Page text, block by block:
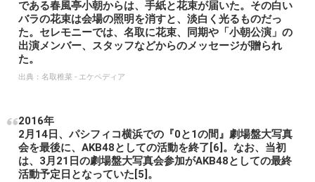
である春風亭小朝からは、手紙と花束が届いた。その白い
バラの花束は会場の照明を消すと、淡白く光るものだっ
た。セレモニーでは、名取に花束、同期や「小朝公演」の
出演メンバー、スタッフなどからのメッセージが贈られ
た。
出典： 名取稚菜 - エケペディア
2016年
2月14日、パシフィコ横浜での『0と1の間』劇場盤大写真
会を最後に、AKB48としての活動を終了[6]。なお、当初
は、3月21日の劇場盤大写真会参加がAKB48としての最終
活動予定日となっていた[5]。